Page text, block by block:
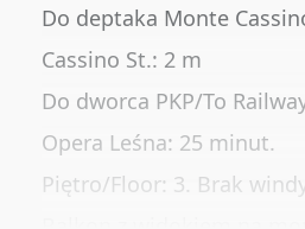
DODATKOWE OPCJE
Rynekwtórny
Rynekpierwotny
Oferty ze zdjęciem
Do deptaka Monte
Cassino St.: 2 m
Do dworca PKP/To
Opera Leśna: 25 minut.
Piętro/Floor: 3. Brak